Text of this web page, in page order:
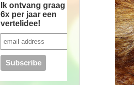
Ik ontvang graag
6x per jaar een
vertelidee!